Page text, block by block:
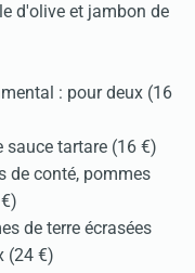
d'olive et jambon de
: pour deux (16
sauce tartare (16 €)
de conté, pommes
de terre écrasées
(24 €)